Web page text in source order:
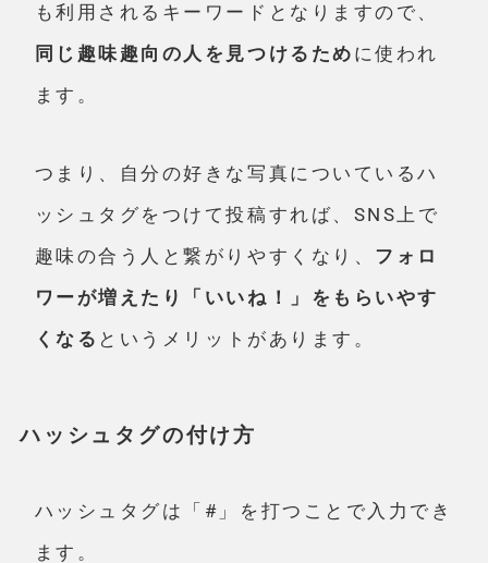
も利用されるキーワードとなりますので、
同じ趣味趣向の人を見つけるため に使われ
ます。
つまり、自分の好きな写真についているハ
ッシュタグをつけて投稿すれば、SNS上で
趣味の合う人と繋がりやすくなり、 フォロ
ワーが増えたり「いいね！」をもらいやす
くなる というメリットがあります。
ハッシュタグの付け方
ハッシュタグは「#」を打つことで入力でき
ます。